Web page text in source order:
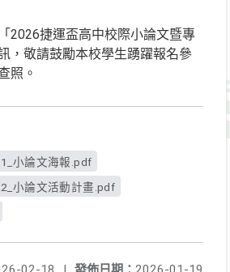
2026捷運盃高中校際小論文暨專
，敬請鼓勵本校學生踴躍報名參
照。
小論文海報.pdf
小論文活動計畫.pdf